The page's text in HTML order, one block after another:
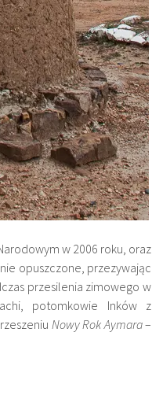
w 2006 roku, oraz
opuszczone, przezywając
przesilenia zimowego w
potomkowie Inków z
Nowy Rok Aymara–